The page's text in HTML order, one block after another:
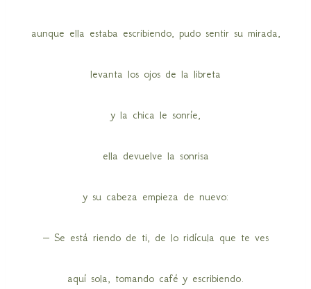
aunque ella estaba escribiendo, pudo sentir su mirada,
levanta los ojos de la libreta
y la chica le sonríe,
ella devuelve la sonrisa
y su cabeza empieza de nuevo:
– Se está riendo de ti, de lo ridícula que te ves
aquí sola, tomando café y escribiendo.